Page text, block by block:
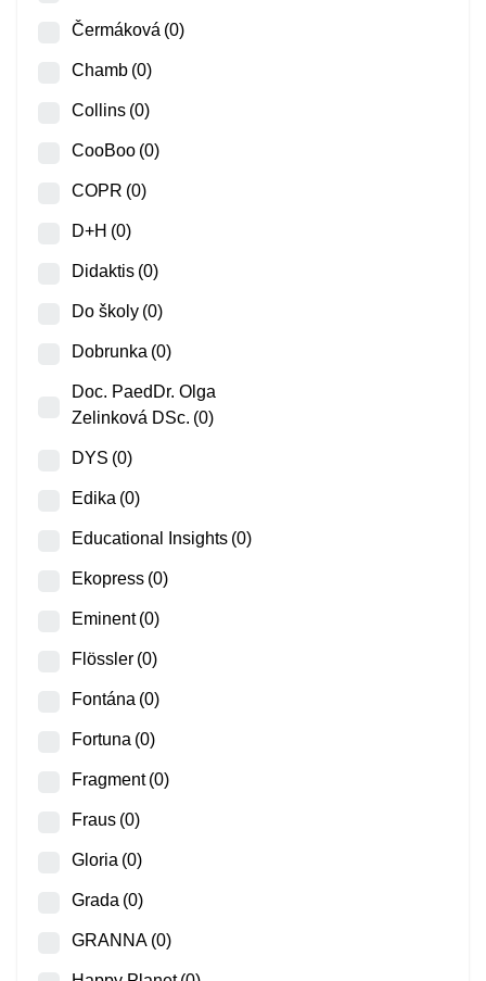
Čermáková (0)
Chamb (0)
Collins (0)
CooBoo (0)
COPR (0)
D+H (0)
Didaktis (0)
Do školy (0)
Dobrunka (0)
Doc. PaedDr. Olga
Zelinková DSc. (0)
DYS (0)
Edika (0)
Educational Insights (0)
Ekopress (0)
Eminent (0)
Flössler (0)
Fontána (0)
Fortuna (0)
Fragment (0)
Fraus (0)
Gloria (0)
Grada (0)
GRANNA (0)